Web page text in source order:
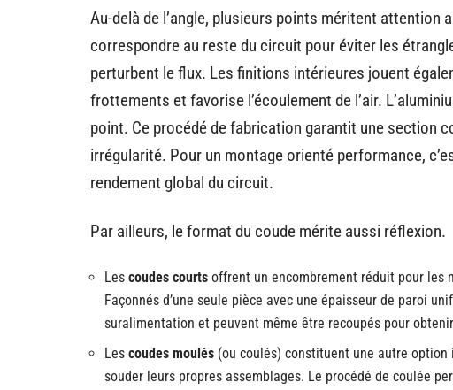
Au-delà de l’angle, plusieurs points méritent attention
correspondre au reste du circuit pour éviter les
perturbent le flux. Les finitions intérieures jouent
frottements et favorise l’écoulement de l’air.
point. Ce procédé de fabrication garantit une section
irrégularité. Pour un montage orienté performance,
rendement global du circuit.
Par ailleurs, le format du coude mérite aussi réflexion.
Les coudes courts offrent un encombrement réduit pour les
Façonnés d’une seule pièce avec une épaisseur de paroi
suralimentation et peuvent même être recoupés pour
Les coudes moulés (ou coulés) constituent une autre
souder leurs propres assemblages. Le procédé de coulée